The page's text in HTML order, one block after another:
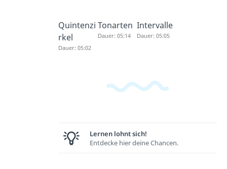
Quintenzi
rkel
Dauer: 05:02
Tonarten
Dauer: 05:14
Intervalle
Dauer: 05:05
Lernen lohnt sich!
Entdecke hier deine Chancen.